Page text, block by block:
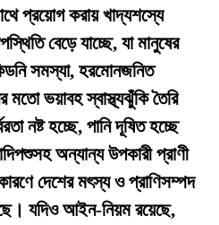
প্রয়োগ করায় খাদ্যশস্যে
বেড়ে যাচ্ছে, যা মানুষের
সমস্যা, হরমোনজনিত
মতো ভয়াবহ স্বাস্থ্যঝুঁকি তৈরি
নষ্ট হচ্ছে, পানি দূষিত হচ্ছে
অন্যান্য উপকারী প্রাণী
দেশের মৎস্য ও প্রাণিসম্পদ
যদিও আইন-নিয়ম রয়েছে,